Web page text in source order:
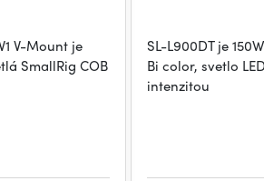
V-Mount je
SmallRig COB
SL-L900DT je
Bi color, svetlo
intenzitou